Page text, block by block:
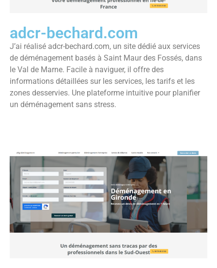
adcr-bechard.com
J’ai réalisé adcr-bechard.com, un site dédié aux services
de déménagement basés à Saint Maur des Fossés, dans
le Val de Marne. Facile à naviguer, il offre des
informations détaillées sur les services, les tarifs et les
zones desservies. Une plateforme intuitive pour planifier
un déménagement sans stress.